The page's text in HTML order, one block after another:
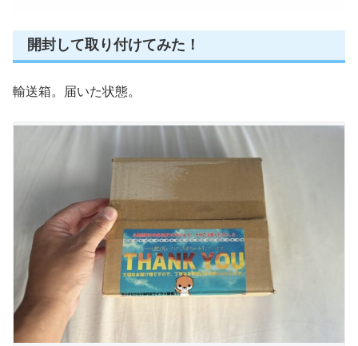
開封して取り付けてみた！
輸送箱。届いた状態。